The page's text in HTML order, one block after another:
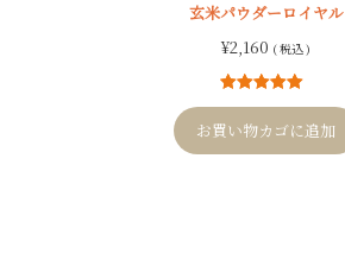
玄米パウダーロイヤル
¥2,160 ( 税込 )
4
件の利用者
評価に基づ
く5段階評価
のうち、
お買い物カゴに追加